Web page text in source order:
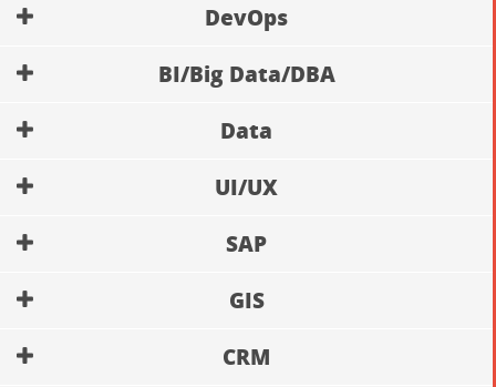
DevOps
BI/Big Data/DBA
Data
UI/UX
SAP
GIS
CRM